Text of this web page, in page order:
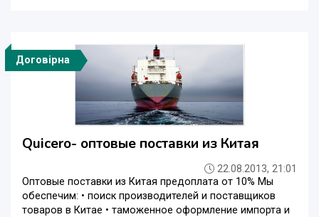
Договірна
Quicero- оптовые поставки из Китая
22.08.2013, 21:01
Оптовые поставки из Китая предоплата от 10% Мы
обеспечим: • поиск производителей и поставщиков
товаров в Китае • таможенное оформление импорта и